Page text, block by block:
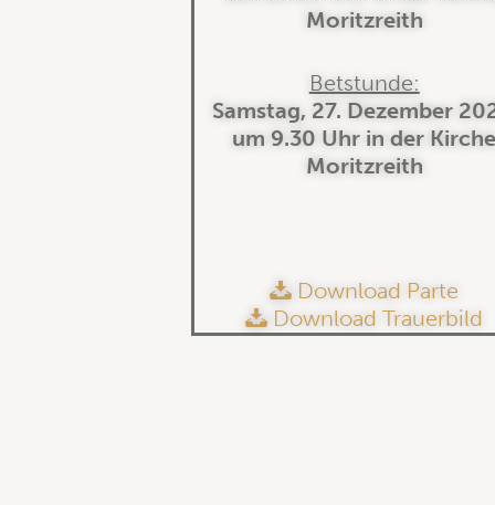
Moritzreith
Betstunde:
Samstag, 27. Dezember
um 9.30 Uhr in der
Moritzreith
Download Parte
Download Trauerbild